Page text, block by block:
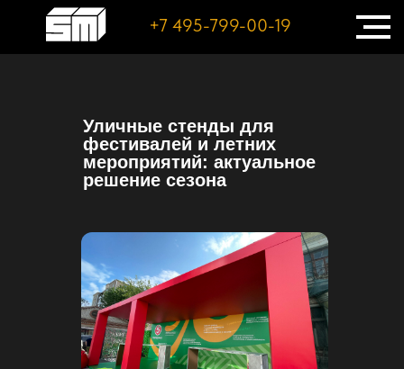
+7 495-799-00-19
Уличные стенды для
фестивалей и летних
мероприятий: актуальное
решение сезона